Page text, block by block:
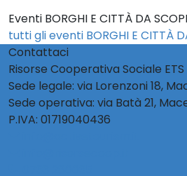
Eventi BORGHI E CITTÀ DA
tutti gli eventi BORGHI E CITTÀ
Contattaci
Risorse Cooperativa Sociale ETS
Sede legale: via Lorenzoni 18,
Sede operativa: via Batà 21,
P.IVA: 01719040436